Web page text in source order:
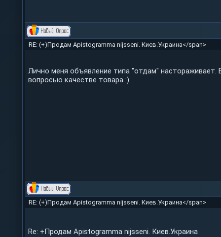
RE: (+)Продам Apistogramma nijsseni. Киев.Украина</span>
Лично меня объявление типа "отдам" настораживает.
вопросыо качестве товара :)
RE: (+)Продам Apistogramma nijsseni. Киев.Украина</span>
Re: +Продам Apistogramma nijsseni. Киев.Украина